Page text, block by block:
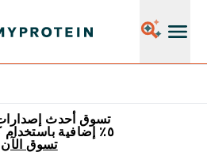
تسوق أحدث
٥٪ إضافية باستخدام كود محدود
تسوق الآن